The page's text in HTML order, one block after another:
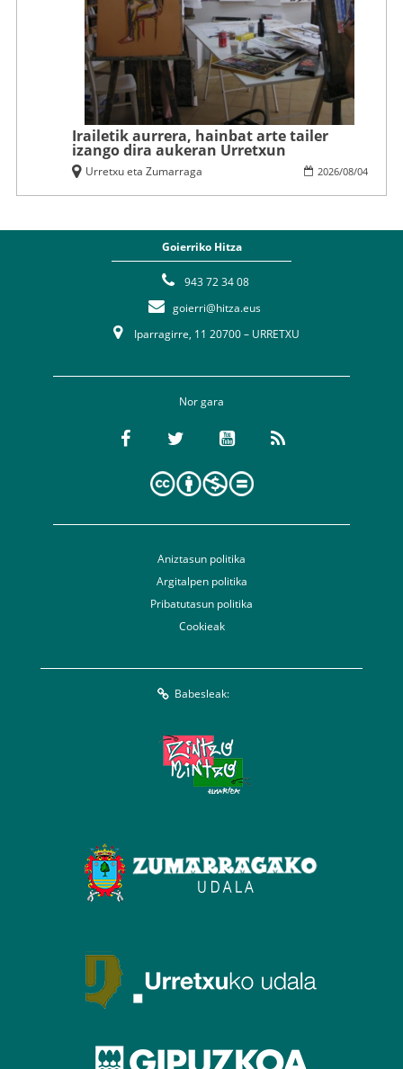
Irailetik aurrera, hainbat arte tailer
izango dira aukeran Urretxun
2026/08/04
Urretxu eta Zumarraga
Goierriko Hitza
943 72 34 08
goierri@hitza.eus
Iparragirre, 11 20700 – URRETXU
Nor gara
Aniztasun politika
Argitalpen politika
Pribatutasun politika
Cookieak
Babesleak: